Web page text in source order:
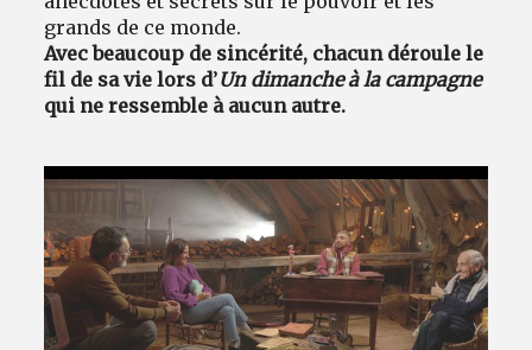
grands de ce monde.
Avec beaucoup de sincérité, chacun déroule le
fil de sa vie lors d’Un dimanche à la campagne
qui ne ressemble à aucun autre.